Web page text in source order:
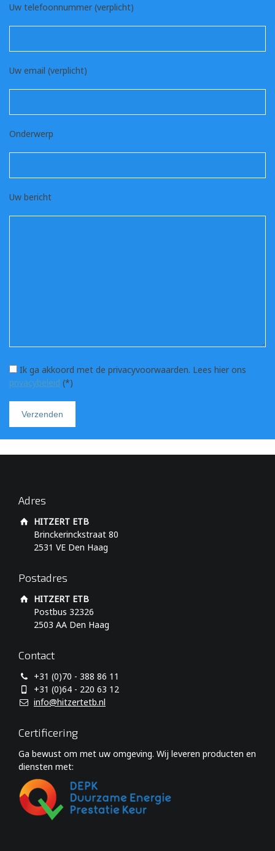
Uw telefoonnummer (verplicht)
Uw email (verplicht)
Onderwerp
Uw bericht
Ik ga akkoord met de privacyvoorwaarden. Lees hier ons
privacybeleid (*)
Adres
HITZERT ETB
Brinckerinckstraat 80
2531 VE Den Haag
Postadres
HITZERT ETB
Postbus 32326
2503 AA Den Haag
Contact
+31 (0)70 - 388 86 11
+31 (0)64 - 220 63 12
info@hitzertetb.nl
Certificering
Ga bewust om met uw omgeving. Wij leveren producten en
diensten met: